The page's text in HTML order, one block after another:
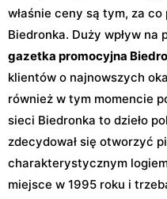
właśnie ceny są tym, za
Biedronka. Duży wpływ
gazetka promocyjna
klientów o najnowszych
również w tym momencie
sieci Biedronka to dzieło
zdecydował się otworzyć
charakterystycznym
miejsce w 1995 roku i